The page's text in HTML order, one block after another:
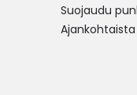
Suojaudu
Ajankohtaista